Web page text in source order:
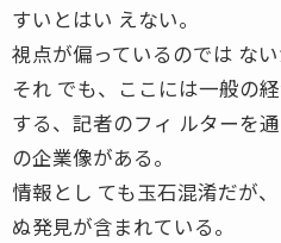
すいとはい えない。
視点が偏っているのでは な
それ でも、ここには一般の
する、記者のフィ ルターを
の企業像がある。
情報とし ても玉石混淆だが
ぬ発見が含まれている。